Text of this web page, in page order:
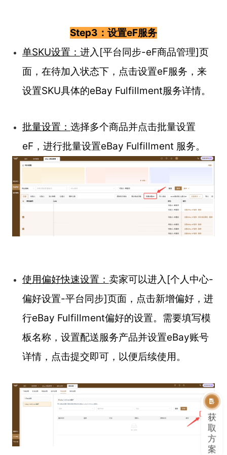
Step3：设置eF服务
单SKU设置： 进入[平台同步-eF商品管理]页
面，在待加入状态下，点击设置eF服务，来
设置SKU具体的eBay Fulfillment服务详情。
批量设置： 选择多个商品并点击批量设置
eF，进行批量设置eBay Fulfillment 服务。
使用偏好快速设置： 卖家可以进入[个人中心-
偏好设置-平台同步]页面，点击新增偏好，进
行eBay Fulfillment偏好的设置。需要填写模
板名称，设置配送服务产品并设置eBay账号
详情，点击提交即可，以便后续使用。
获
取
方
案